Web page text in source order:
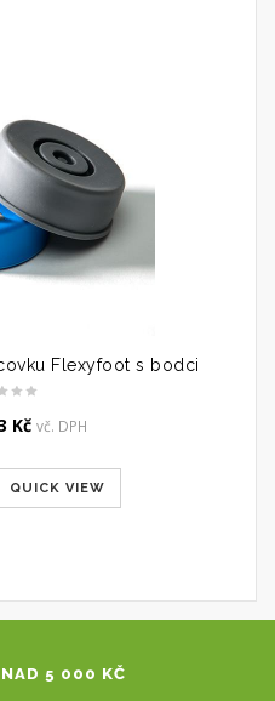
Flexyfoot s bodci
KčCurrent
is:
303 Kč.
vč. DPH
QUICK VIEW
NAD 5 000 KČ